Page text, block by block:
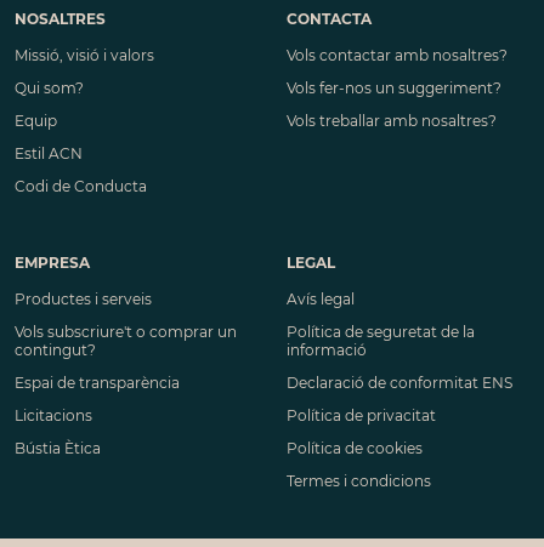
NOSALTRES
Missió, visió i valors
Qui som?
Equip
Estil ACN
Codi de Conducta
CONTACTA
Vols contactar amb nosaltres?
Vols fer-nos un suggeriment?
Vols treballar amb nosaltres?
EMPRESA
Productes i serveis
Vols subscriure't o comprar un
contingut?
Espai de transparència
Licitacions
Bústia Ètica
LEGAL
Avís legal
Política de seguretat de la
informació
Declaració de conformitat ENS
Política de privacitat
Política de cookies
Termes i condicions